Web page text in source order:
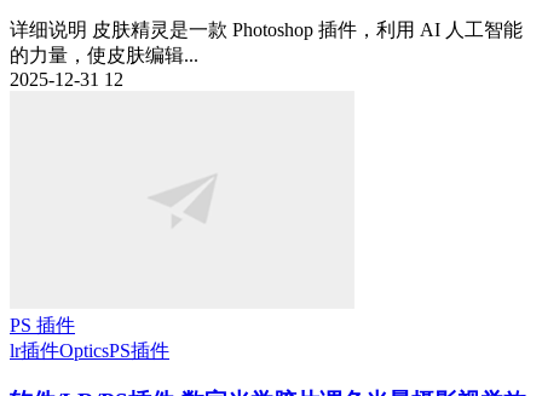
详细说明 皮肤精灵是一款 Photoshop 插件，利用 AI 人工智能
的力量，使皮肤编辑...
2025-12-31 12
PS 插件
lr插件OpticsPS插件